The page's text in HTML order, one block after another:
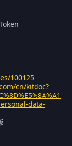
100125
cn/kitdoc?
data-